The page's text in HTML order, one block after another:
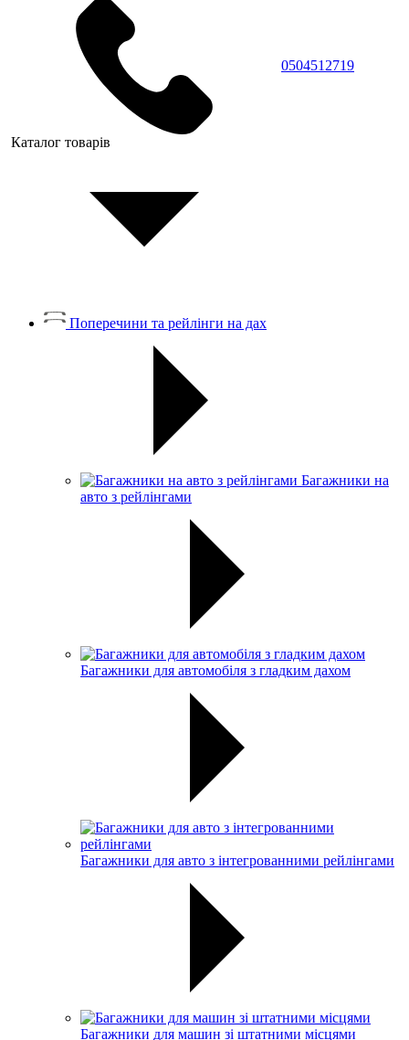
0504512719
Каталог товарів
Поперечини та рейлінги на дах
Багажники на
авто з рейлінгами
Багажники для автомобіля з гладким дахом
Багажники для авто з інтегрованними рейлінгами
Багажники для машин зі штатними місцями